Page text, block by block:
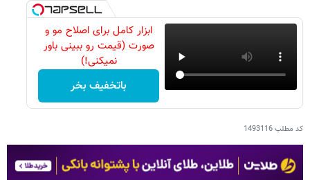
ابزار کامل برای اصلاح مو و
صورت (قیمت رو ببینی باور
نمیکنی!)
باتخفیف بخر
کد مطلب1493116